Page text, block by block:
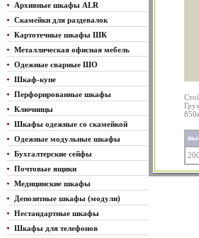
Архивные шкафы ALR
Скамейки для раздевалок
Картотечные шкафы ШК
Металлическая офисная мебель
Одежные сварные ШО
Шкаф-купе
Перфорированные шкафы
Ключницы
Шкафы одежные со скамейкой
Одежные модульные шкафы
Бухгалтерские сейфы
Почтовые ящики
Медицинские шкафы
Депозитные шкафы (модули)
Нестандартные шкафы
Шкафы для телефонов